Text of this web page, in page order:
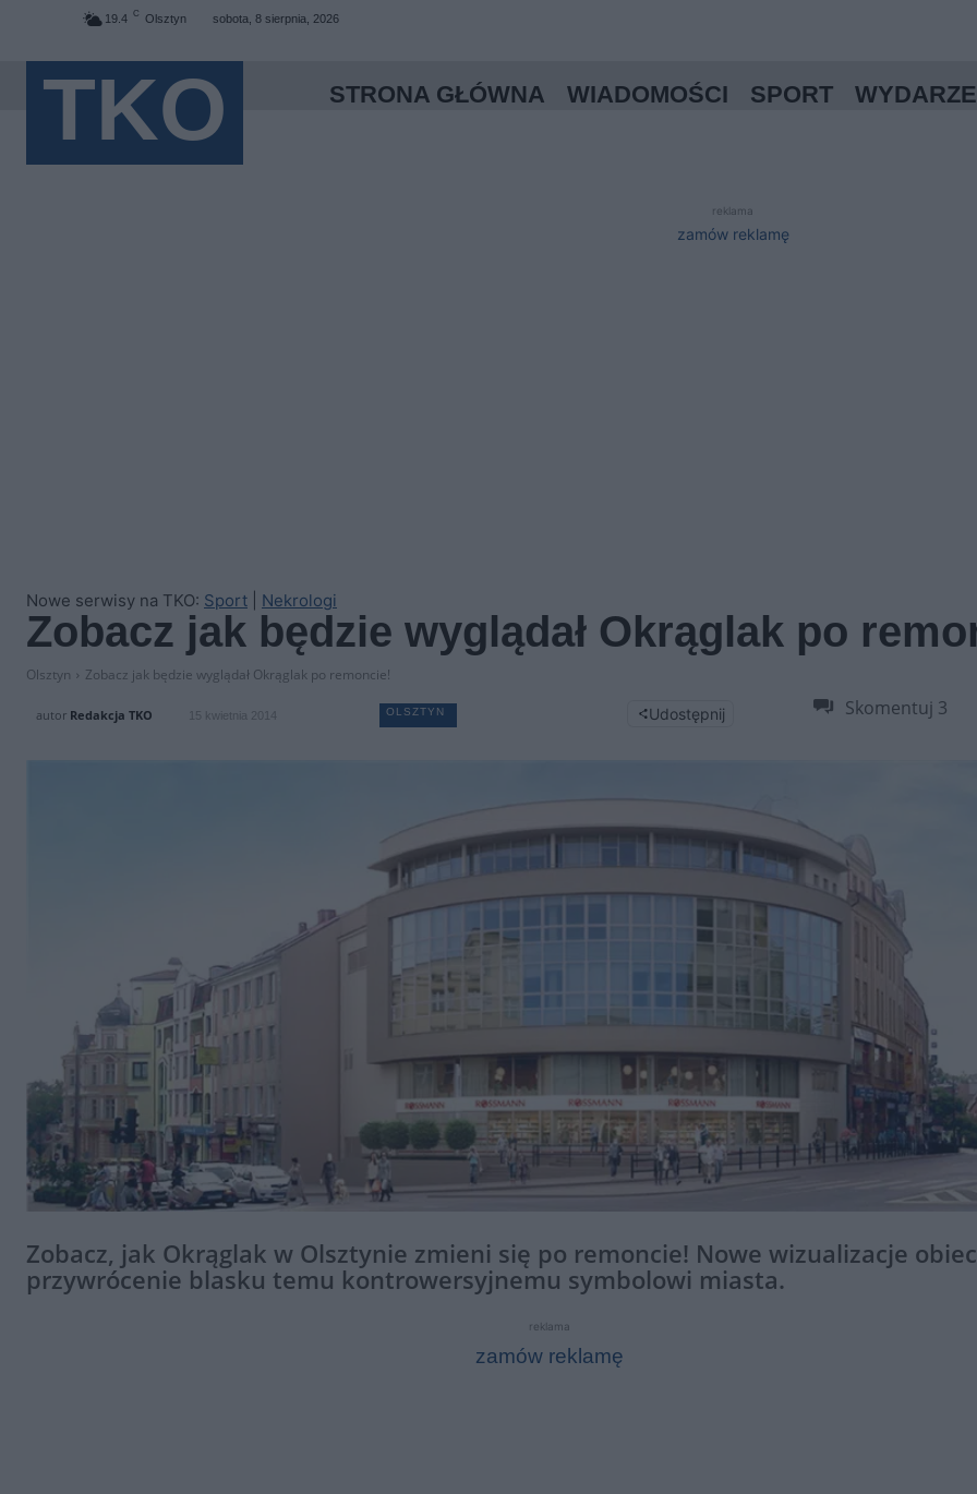
19.4 C Olsztyn sobota, 8 sierpnia, 2026
TKO STRONA GŁÓWNA WIADOMOŚCI SPORT
reklama
zamów reklamę
Nowe serwisy na TKO: Sport Nekrologi
Zobacz jak będzie wyglądał Okrąglak po
Olsztyn Zobacz jak będzie wyglądał Okrąglak po remoncie!
autor Redakcja TKO 15 kwietnia 2014 OLSZTYN Udostępnij Skomentuj 3
Zobacz, jak Okrąglak w Olsztynie zmieni się po remoncie! Nowe wizualizacje
przywrócenie blasku temu kontrowersyjnemu symbolowi miasta.
reklama
zamów reklamę